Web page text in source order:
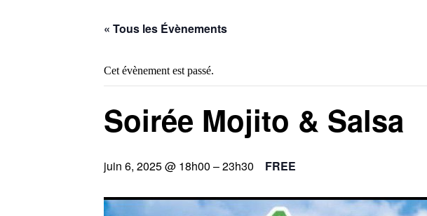
« Tous les Évènements
Cet évènement est passé.
Soirée Mojito & Salsa
juin 6, 2025 @ 18h00 –23h30 FREE